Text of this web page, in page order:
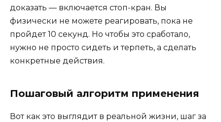
доказать — включается стоп-кран. Вы
физически не можете реагировать, пока не
пройдет 10 секунд. Но чтобы это сработало,
нужно не просто сидеть и терпеть, а сделать
конкретные действия.
Пошаговый алгоритм применения
Вот как это выглядит в реальной жизни, шаг за